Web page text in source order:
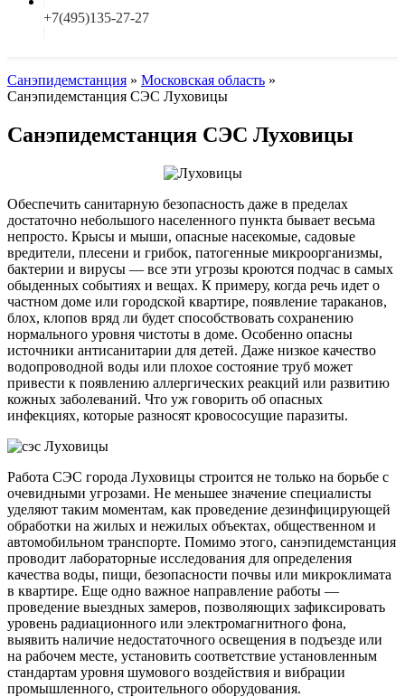
+7(495)135-27-27
Санэпидемстанция » Московская область »
Санэпидемстанция СЭС Луховицы
Санэпидемстанция СЭС Луховицы
Обеспечить санитарную безопасность даже в пределах
достаточно небольшого населенного пункта бывает весьма
непросто. Крысы и мыши, опасные насекомые, садовые
вредители, плесени и грибок, патогенные микроорганизмы,
бактерии и вирусы — все эти угрозы кроются подчас в самых
обыденных событиях и вещах. К примеру, когда речь идет о
частном доме или городской квартире, появление тараканов,
блох, клопов вряд ли будет способствовать сохранению
нормального уровня чистоты в доме. Особенно опасны
источники антисанитарии для детей. Даже низкое качество
водопроводной воды или плохое состояние труб может
привести к появлению аллергических реакций или развитию
кожных заболеваний. Что уж говорить об опасных
инфекциях, которые разносят кровососущие паразиты.
Работа СЭС города Луховицы строится не только на борьбе с
очевидными угрозами. Не меньшее значение специалисты
уделяют таким моментам, как проведение дезинфицирующей
обработки на жилых и нежилых объектах, общественном и
автомобильном транспорте. Помимо этого, санэпидемстанция
проводит лабораторные исследования для определения
качества воды, пищи, безопасности почвы или микроклимата
в квартире. Еще одно важное направление работы —
проведение выездных замеров, позволяющих зафиксировать
уровень радиационного или электромагнитного фона,
выявить наличие недостаточного освещения в подъезде или
на рабочем месте, установить соответствие установленным
стандартам уровня шумового воздействия и вибрации
промышленного, строительного оборудования.